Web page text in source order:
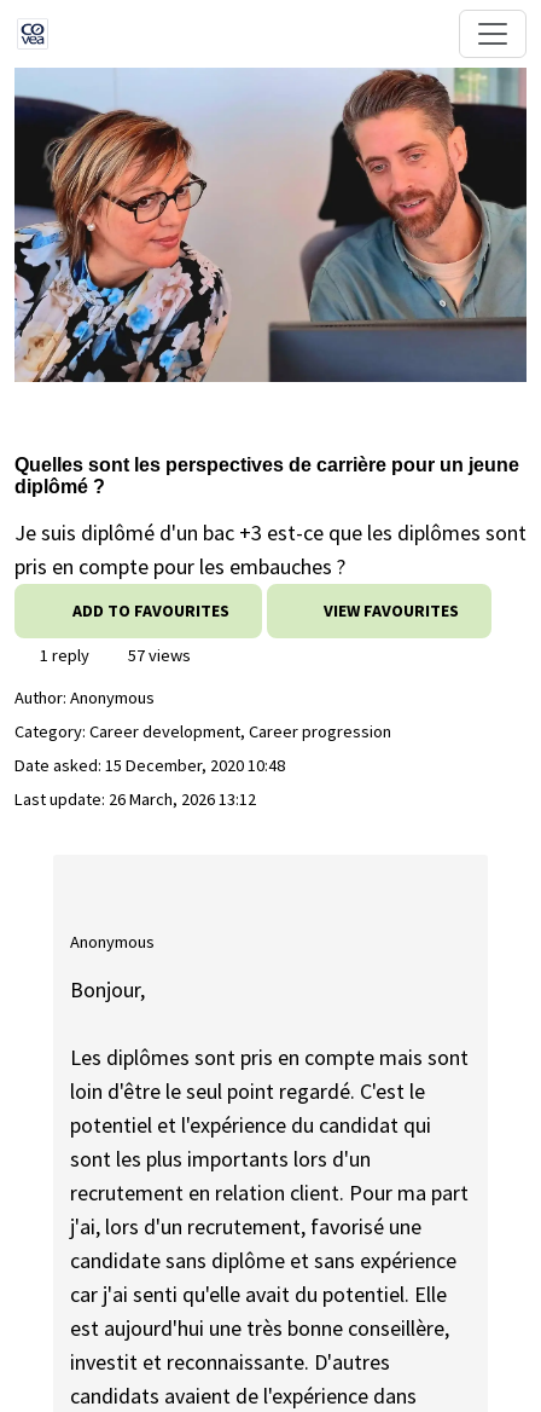
Quelles sont les perspectives de carrière pour un jeune
diplômé ?
Je suis diplômé d'un bac +3 est-ce que les diplômes sont
pris en compte pour les embauches ?
ADD TO FAVOURITES VIEW FAVOURITES
1 reply
57 views
Author: Anonymous
Category: Career development, Career progression
Date asked: 15 December, 2020 10:48
Last update: 26 March, 2026 13:12
Anonymous
Bonjour,
Les diplômes sont pris en compte mais sont
loin d'être le seul point regardé. C'est le
potentiel et l'expérience du candidat qui
sont les plus importants lors d'un
recrutement en relation client. Pour ma part
j'ai, lors d'un recrutement, favorisé une
candidate sans diplôme et sans expérience
car j'ai senti qu'elle avait du potentiel. Elle
est aujourd'hui une très bonne conseillère,
investit et reconnaissante. D'autres
candidats avaient de l'expérience dans